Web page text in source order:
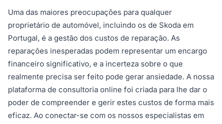
Uma das maiores preocupações para qualquer
proprietário de automóvel, incluindo os de Skoda em
Portugal, é a gestão dos custos de reparação. As
reparações inesperadas podem representar um encargo
financeiro significativo, e a incerteza sobre o que
realmente precisa ser feito pode gerar ansiedade. A nossa
plataforma de consultoria online foi criada para lhe dar o
poder de compreender e gerir estes custos de forma mais
eficaz. Ao conectar-se com os nossos especialistas em